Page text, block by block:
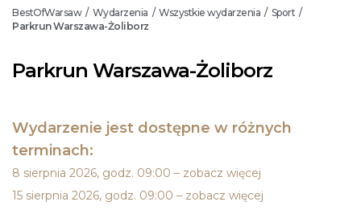
BestOfWarsaw / Wydarzenia / Wszystkie wydarzenia / Sport /
Parkrun Warszawa-Żoliborz
Parkrun Warszawa-Żoliborz
Wydarzenie jest dostępne w różnych
terminach:
8 sierpnia 2026, godz. 09:00 – zobacz więcej
15 sierpnia 2026, godz. 09:00 – zobacz więcej